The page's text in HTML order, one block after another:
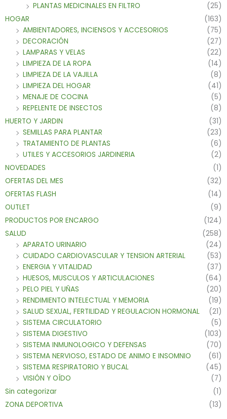
PLANTAS MEDICINALES EN FILTRO
(25)
HOGAR
(163)
AMBIENTADORES, INCIENSOS Y ACCESORIOS
(75)
DECORACIÓN
(27)
LAMPARAS Y VELAS
(22)
LIMPIEZA DE LA ROPA
(14)
LIMPIEZA DE LA VAJILLA
(8)
LIMPIEZA DEL HOGAR
(41)
MENAJE DE COCINA
(5)
REPELENTE DE INSECTOS
(8)
HUERTO Y JARDIN
(31)
SEMILLAS PARA PLANTAR
(23)
TRATAMIENTO DE PLANTAS
(6)
UTILES Y ACCESORIOS JARDINERIA
(2)
NOVEDADES
(1)
OFERTAS DEL MES
(32)
OFERTAS FLASH
(14)
OUTLET
(9)
PRODUCTOS POR ENCARGO
(124)
SALUD
(258)
APARATO URINARIO
(24)
CUIDADO CARDIOVASCULAR Y TENSION ARTERIAL
(53)
ENERGIA Y VITALIDAD
(37)
HUESOS, MUSCULOS Y ARTICULACIONES
(64)
PELO PIEL Y UÑAS
(20)
RENDIMIENTO INTELECTUAL Y MEMORIA
(19)
SALUD SEXUAL, FERTILIDAD Y REGULACION HORMONAL
(21)
SISTEMA CIRCULATORIO
(5)
SISTEMA DIGESTIVO
(103)
SISTEMA INMUNOLOGICO Y DEFENSAS
(70)
SISTEMA NERVIOSO, ESTADO DE ANIMO E INSOMNIO
(61)
SISTEMA RESPIRATORIO Y BUCAL
(45)
VISIÓN Y OÍDO
(7)
Sin categorizar
(1)
ZONA DEPORTIVA
(13)